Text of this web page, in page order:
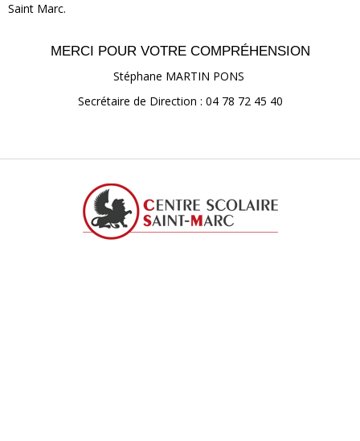
Saint Marc.
MERCI POUR VOTRE COMPRÉHENSION
Stéphane MARTIN PONS
Secrétaire de Direction : 04 78 72 45 40